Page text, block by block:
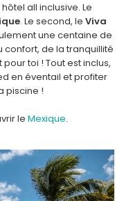
all inclusive. Le
. Le second, le Viva
une centaine de
confort, de la tranquillité
toi ! Tout est inclus,
en éventail et profiter
piscine !
le Mexique.